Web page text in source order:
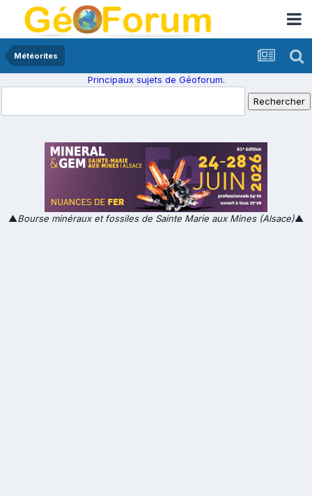
Météorites
Principaux sujets de Géoforum.
▲Bourse minéraux et fossiles de Sainte Marie aux Mines (Alsace)▲